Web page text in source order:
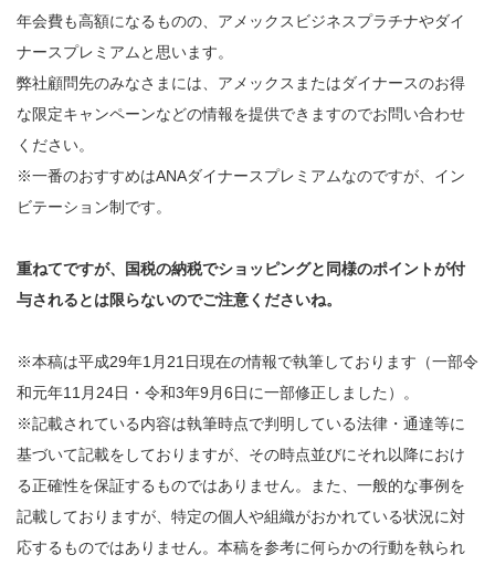
年会費も高額になるものの、アメックスビジネスプラチナやダイ
ナースプレミアムと思います。
弊社顧問先のみなさまには、アメックスまたはダイナースのお得
な限定キャンペーンなどの情報を提供できますのでお問い合わせ
ください。
※一番のおすすめはANAダイナースプレミアムなのですが、イン
ビテーション制です。
重ねてですが、国税の納税でショッピングと同様のポイントが付
与されるとは限らないのでご注意くださいね。
※本稿は平成29年1月21日現在の情報で執筆しております（一部令
和元年11月24日・令和3年9月6日に一部修正しました）。
※記載されている内容は執筆時点で判明している法律・通達等に
基づいて記載をしておりますが、その時点並びにそれ以降におけ
る正確性を保証するものではありません。また、一般的な事例を
記載しておりますが、特定の個人や組織がおかれている状況に対
応するものではありません。本稿を参考に何らかの行動を執られ